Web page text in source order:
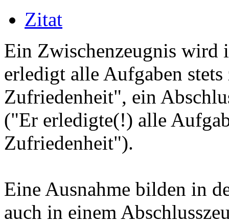
Zitat
Ein Zwischenzeugnis wird
erledigt alle Aufgaben
Zufriedenheit", ein
("Er erledigte(!) alle
Zufriedenheit").
Eine Ausnahme bilden in
auch in einem